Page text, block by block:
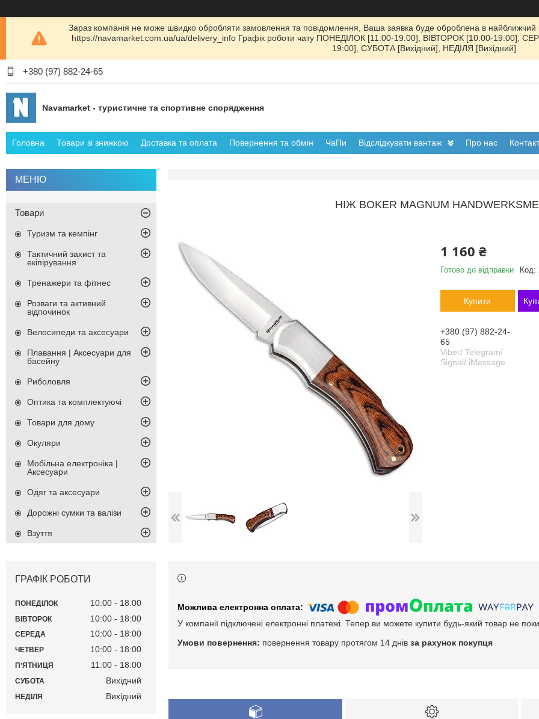
Зараз компанія не може швидко обробляти замовлення та повідомлення, Ваша заявка буде оброблена в найближчий
https://navamarket.com.ua/ua/delivery_info Графік роботи чату ПОНЕДІЛОК [11:00-19:00], ВІВТОРОК [10:00-19:00],
19:00], СУБОТА [Вихідний], НЕДІЛЯ [Вихідний]
+380 (97) 882-24-65
Navamarket - туристичне та спортивне спорядження
Головна Товари зі знижкою Доставка та оплата Повернення та обмін ЧаПи Відслідкувати вантаж Про нас
НІЖ BOKER MAGNUM
1 160 ₴
Готово до відправки Код:
Купити
+380 (97) 882-24-
65
Viber/ Telegram/
Signal/ iMessage
У компанії підключені електронні платежі. Тепер ви можете купити будь-який товар не
повернення товару протягом 14 днів за рахунок покупця
Товари
Туризм та кемпінг
Тактичний захист та
екіпірування
Тренажери та фітнес
Розваги та активний
відпочинок
Велосипеди та аксесуари
Плавання | Аксесуари для
басейну
Риболовля
Оптика та комплектуючі
Товари для дому
Окуляри
Мобільна електроніка |
Аксесуари
Одяг та аксесуари
Дорожні сумки та валізи
Взуття
ГРАФІК РОБОТИ
ПОНЕДІЛОК 10:00 18:00
ВІВТОРОК 10:00 18:00
СЕРЕДА 10:00 18:00
ЧЕТВЕР 10:00 18:00
ПʼЯТНИЦЯ 11:00 18:00
СУБОТА Вихідний
НЕДІЛЯ Вихідний